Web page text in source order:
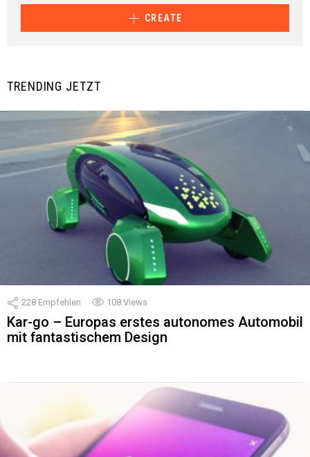
CREATE
TRENDING JETZT
228 Empfehlen 108 Views
Kar-go – Europas erstes autonomes Automobil
mit fantastischem Design